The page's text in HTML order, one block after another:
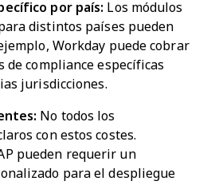
por país: Los módulos
distintos países pueden
Workday puede cobrar
de compliance específicas
jurisdicciones.
No todos los
con estos costes.
pueden requerir un
para el despliegue